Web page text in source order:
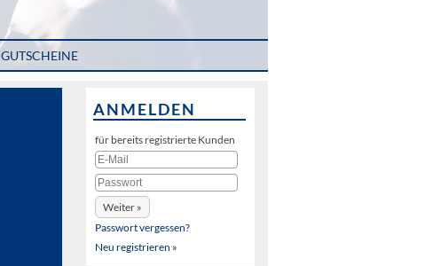
GUTSCHEINE
ANMELDEN
für bereits registrierte Kunden
Passwort vergessen?
Neu registrieren »